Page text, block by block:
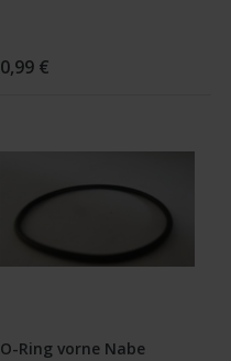
0,99 €
O-Ring vorne Nabe